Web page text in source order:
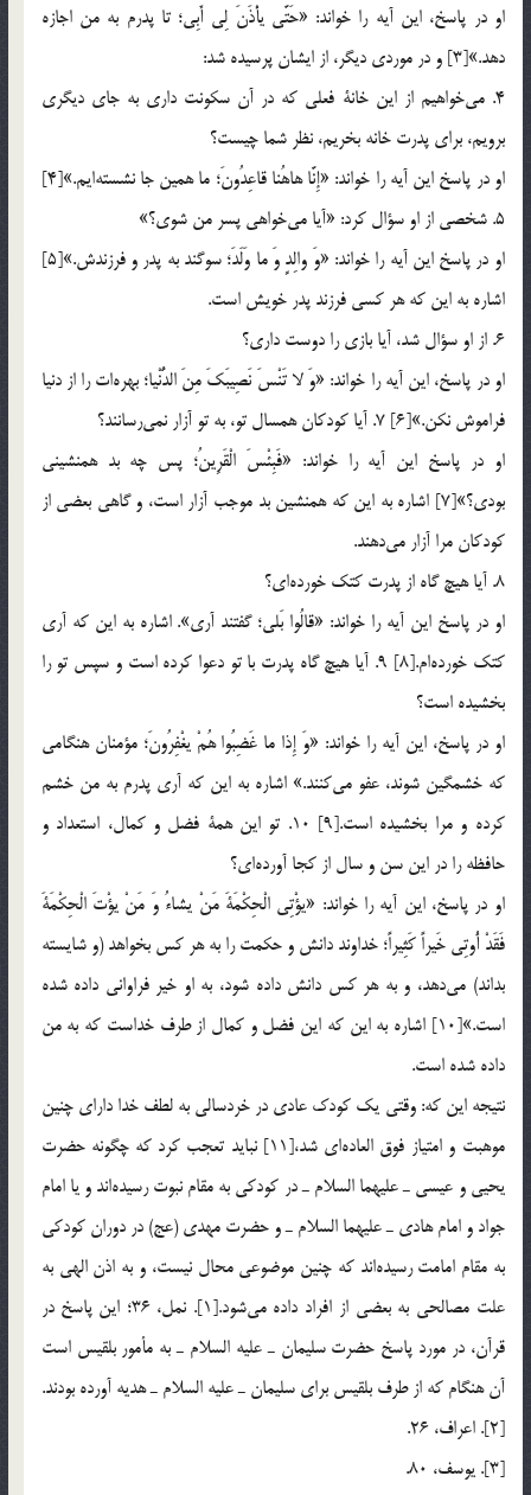
او در پاسخ، اين آيه را خواند: «حَتَّى يأْذَنَ لِي أَبِي؛ تا پدرم به من اجازه
دهد.»[3] و در موردي ديگر، از ايشان پرسيده شد:
4. مي‎خواهيم از اين خانة فعلي كه در آن سكونت داري به جاي ديگري
برويم، براي پدرت خانه بخريم، نظر شما چيست؟
او در پاسخ اين آيه را خواند: «إِنَّا هاهُنا قاعِدُونَ؛ ما همين جا نشسته‎ايم.»[4]
5. شخصي از او سؤال كرد: «آيا مي‎خواهي پسر من شوي؟»
او در پاسخ اين آيه را خواند: «وَ والِدٍ وَ ما وَلَدَ؛ سوگند به پدر و فرزندش.»[5]
اشاره به اين كه هر كسي فرزند پدر خويش است.
6. از او سؤال شد، آيا بازي را دوست داري؟
او در پاسخ، اين آيه را خواند: «وَ لا تَنْسَ نَصِيبَكَ مِنَ الدُّنْيا؛ بهره‎ات را از دنيا
فراموش نكن.»[6] 7. آيا كودكان همسال تو، به تو آزار نمي‎رسانند؟
او در پاسخ اين آيه را خواند: «فَبِئْسَ الْقَرِينُ؛ پس چه بد همنشيني
بودي؟»[7] اشاره به اين كه همنشين بد موجب آزار است، و گاهي بعضي از
كودكان مرا آزار مي‎دهند.
8. آيا هيچ گاه از پدرت كتك خورده‎اي؟
او در پاسخ اين آيه را خواند: «قالُوا بَلى؛ گفتند آري». اشاره به اين كه آري
كتك خورده‎ام.[8] 9. آيا هيچ گاه پدرت با تو دعوا كرده است و سپس تو را
بخشيده است؟
او در پاسخ، اين آيه را خواند: «وَ إِذا ما غَضِبُوا هُمْ يغْفِرُونَ؛ مؤمنان هنگامي
كه خشمگين شوند، عفو مي‎كنند.» اشاره به اين كه آري پدرم به من خشم
كرده و مرا بخشيده است.[9] 10. تو اين همة فضل و كمال، استعداد و
حافظه را در اين سن و سال از كجا آورده‎اي؟
او در پاسخ، اين آيه را خواند: «يؤْتِي الْحِكْمَةَ مَنْ يشاءُ وَ مَنْ يؤْتَ الْحِكْمَةَ
فَقَدْ أُوتِي خَيراً كَثِيراً؛ خداوند دانش و حكمت را به هر كس بخواهد (و شايسته
بداند) مي‎دهد، و به هر كس دانش داده شود، به او خير فراواني داده شده
است.»[10] اشاره به اين كه اين فضل و كمال از طرف خداست كه به من
داده شده است.
نتيجه اين كه: وقتي يك كودك عادي در خردسالي به لطف خدا داراي چنين
موهبت و امتياز فوق العاده‎اي شد،[11] نبايد تعجب كرد كه چگونه حضرت
يحيي و عيسي ـ عليهما السلام ـ در كودكي به مقام نبوت رسيده‎اند و يا امام
جواد و امام هادي ـ عليهما السلام ـ و حضرت مهدي (عج) در دوران كودكي
به مقام امامت رسيده‎اند كه چنين موضوعي محال نيست، و به اذن الهي به
علت مصالحي به بعضي از افراد داده مي‎شود.[1]. نمل، 36؛ اين پاسخ در
قرآن، در مورد پاسخ حضرت سليمان ـ عليه السلام ـ به مأمور بلقيس است
آن هنگام كه از طرف بلقيس براي سليمان ـ عليه السلام ـ هديه آورده بودند.
[2]. اعراف، 26.
[3]. يوسف، 80.